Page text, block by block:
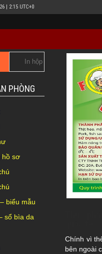
| 2:15 UTC+0
Chính vì
bên ngoài
In hộp giấy Duplex bồi carton giá
PHÒNG
hồ sơ
biểu mẫu
sổ bìa da